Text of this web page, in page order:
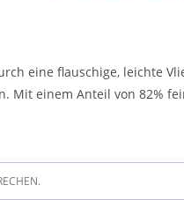
eine flauschige, leichte
Mit einem Anteil von 82%